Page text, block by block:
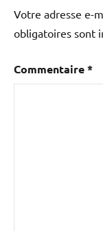
Votre adresse e-
obligatoires sont
Commentaire*